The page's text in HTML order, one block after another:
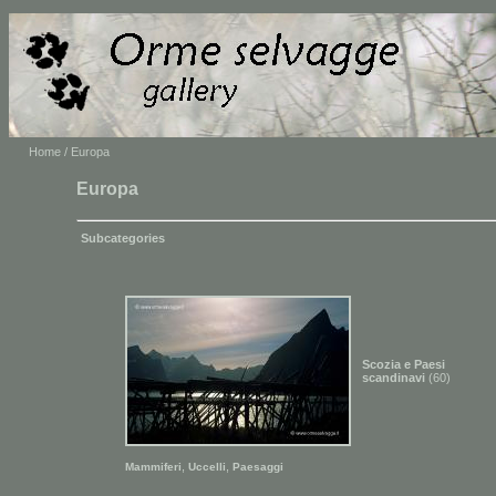
Home / Europa
Europa
Subcategories
Scozia e Paesi
scandinavi (60)
Mammiferi Uccelli Paesaggi